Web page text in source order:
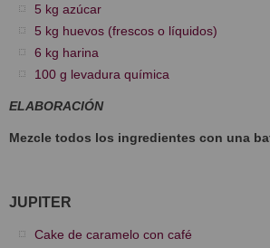
5 kg azúcar
5 kg huevos (frescos o líquidos)
6 kg harina
100 g levadura química
ELABORACIÓN
Mezcle todos los ingredientes con una
JUPITER
Cake de caramelo con café